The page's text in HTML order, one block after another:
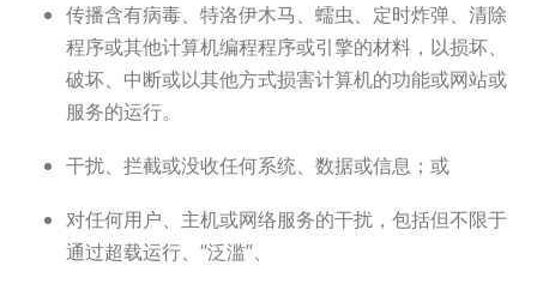
传播含有病毒、特洛伊木马、蠕虫、定时炸弹、清除
程序或其他计算机编程程序或引擎的材料，以损坏、
破坏、中断或以其他方式损害计算机的功能或网站或
服务的运行。
干扰、拦截或没收任何系统、数据或信息；或
对任何用户、主机或网络服务的干扰，包括但不限于
通过超载运行、“泛滥”、